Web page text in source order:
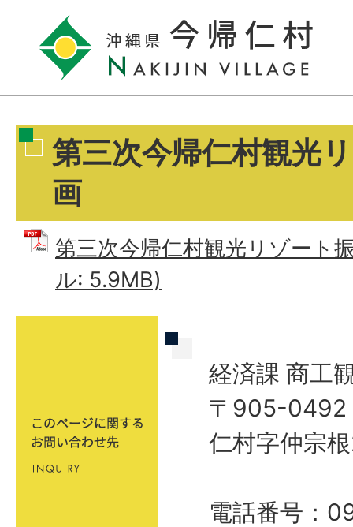
第三次今帰仁村観光
画
第三次今帰仁村観光リゾート
ル: 5.9MB)
経済課 商工
〒905-0492
仁村字仲宗
電話番号：